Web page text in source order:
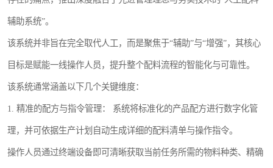
辅助系统”。
该系统并非旨在完全取代人工，而是聚焦于“辅助”与“增强”，其核心
目标是赋能一线操作人员，提升整个配料流程的智能化与可靠性。
该系统通常涵盖以下几个关键维度：
1. 精准的配方与指令管理： 系统将标准化的产品配方进行数字化管
理，并可依据生产计划自动生成详细的配料清单与操作指令。
操作人员通过终端设备即可清晰获取当前任务所需的物料种类、精确